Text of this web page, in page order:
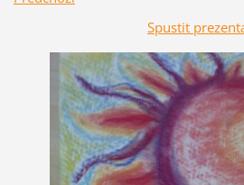
Spustit